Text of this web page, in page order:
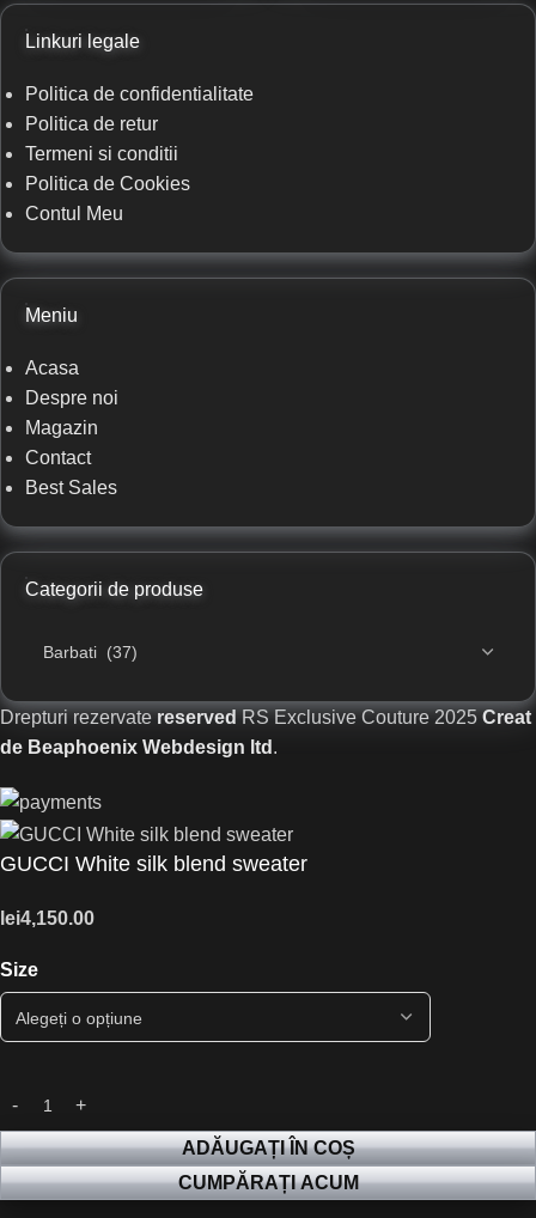
Linkuri legale
Politica de confidentialitate
Politica de retur
Termeni si conditii
Politica de Cookies
Contul Meu
Meniu
Acasa
Despre noi
Magazin
Contact
Best Sales
Categorii de produse
Drepturi rezervatereservedRS Exclusive Couture2025Creat
de Beaphoenix Webdesign ltd .
GUCCI White silk blend sweater
lei4,150.00
Size
ADĂUGAȚI ÎN COȘ
CUMPĂRAȚI ACUM